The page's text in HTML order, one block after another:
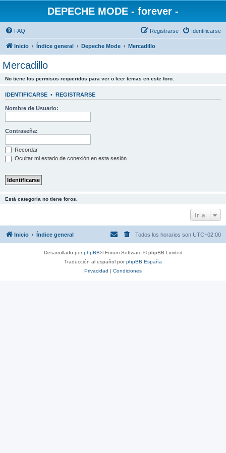
DEPECHE MODE - forever -
FAQ Identificarse
Registrarse
Inicio Índice general Depeche Mode Mercadillo
Mercadillo
No tiene los permisos requeridos para ver o leer temas en este foro.
IDENTIFICARSE • REGISTRARSE
Nombre de Usuario:
Contraseña:
Recordar
Ocultar mi estado de conexión en esta sesión
Está categoría no tiene foros.
Ir a
Inicio Índice general Todos los horarios son UTC+02:00
Desarrollado porphpBB® Forum Software © phpBB Limited
Traducción al español porphpBB España
Privacidad | Condiciones